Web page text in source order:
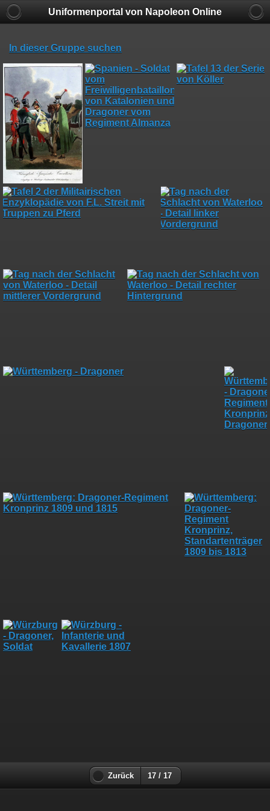
Uniformenportal von Napoleon Online
In dieser Gruppe suchen
Zurück 17 / 17